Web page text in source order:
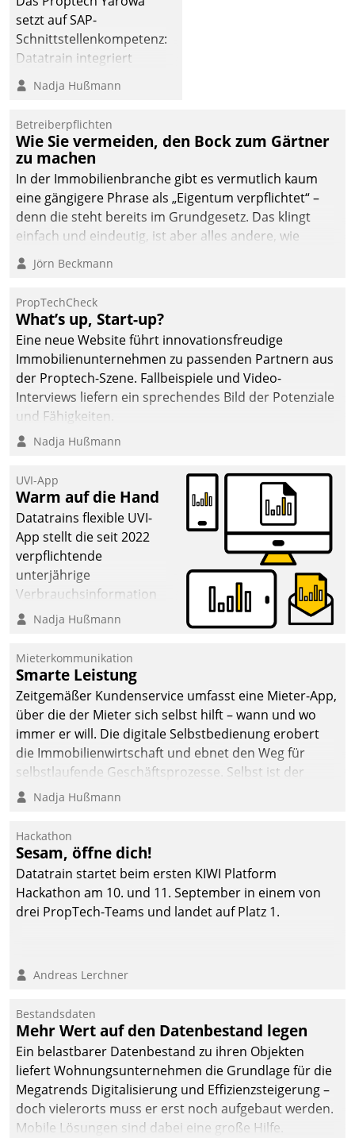
setzt auf SAP-
Schnittstellenkompetenz:
Datatrain integriert
Yarowas Portal zur
Vergabe und Verwaltung
operativen
Instandhaltung in die
SAP-Systemlandschaft
deutscher
Wohnungsunternehmen
– und beschleunigt damit
Mieteranliegen zum
Nadja Hußmann
Betreiberpflichten
Wie Sie vermeiden, den Bock zum Gärtner
zu machen
In der Immobilienbranche gibt es vermutlich kaum
eine gängigere Phrase als „Eigentum verpflichtet“ –
denn die steht bereits im Grundgesetz. Das klingt
einfach und eindeutig, ist aber alles andere, wie
Branchenbeschäftigte wissen. Denn mit der
Verantwortung folgen Verpflichtungen.
Jörn Beckmann
PropTechCheck
What’s up, Start-up?
Eine neue Website führt innovationsfreudige
Immobilienunternehmen zu passenden Partnern aus
der Proptech-Szene. Fallbeispiele und Video-
Interviews liefern ein sprechendes Bild der Potenziale
und Fähigkeiten.
Nadja Hußmann
UVI-App
Warm auf die Hand
Datatrains flexible UVI-
App stellt die seit 2022
verpflichtende
unterjährige
Verbrauchsinformation
schnell, zuverlässig und
Die monatlichen
Mitteilungen zum
Heizungs- und
Wasserverbrauch gehen
automatisiert, vollständig
und auf Wunsch über
mehrere zuvor
Kommunikationswege bei
Nadja Hußmann
Mieterkommunikation
Smarte Leistung
Zeitgemäßer Kundenservice umfasst eine Mieter-App,
über die der Mieter sich selbst hilft – wann und wo
immer er will. Die digitale Selbstbedienung erobert
die Immobilienwirtschaft und ebnet den Weg für
selbstlaufende Geschäftsprozesse. Selbst ist der
Kunde und smart der Serviceanbieter.
Nadja Hußmann
Hackathon
Sesam, öffne dich!
Datatrain startet beim ersten KIWI Platform
Hackathon am 10. und 11. September in einem von
drei PropTech-Teams und landet auf Platz 1.
Andreas Lerchner
Bestandsdaten
Mehr Wert auf den Datenbestand legen
Ein belastbarer Datenbestand zu ihren Objekten
liefert Wohnungsunternehmen die Grundlage für die
Megatrends Digitalisierung und Effizienzsteigerung –
doch vielerorts muss er erst noch aufgebaut werden.
Mobile Lösungen sind dabei eine große Hilfe.